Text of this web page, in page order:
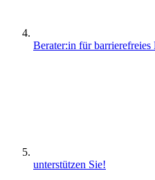
Berater:in für
unterstützen Sie!